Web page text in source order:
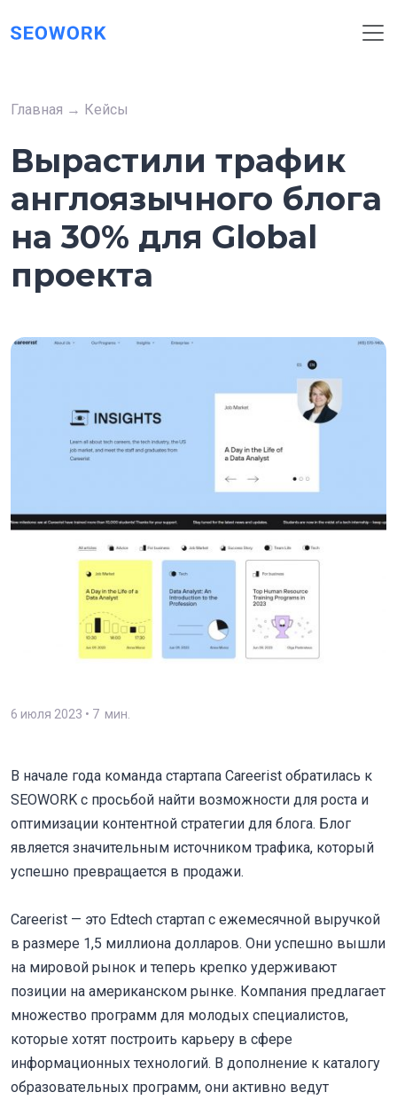
Главная → Кейсы
Вырастили трафик
англоязычного блога
на 30% для Global
проекта
6 июля 2023 • 7 мин.
В начале года команда стартапа Careerist обратилась к
SEOWORK с просьбой найти возможности для роста и
оптимизации контентной стратегии для блога. Блог
является значительным источником трафика, который
успешно превращается в продажи.
Careerist — это Edtech стартап с ежемесячной выручкой
в размере 1,5 миллиона долларов. Они успешно вышли
на мировой рынок и теперь крепко удерживают
позиции на американском рынке. Компания предлагает
множество программ для молодых специалистов,
которые хотят построить карьеру в сфере
информационных технологий. В дополнение к каталогу
образовательных программ, они активно ведут